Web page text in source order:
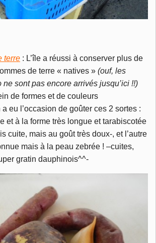
terre : L’île a réussi à conserver plus de
de terre « natives » (ouf, les
sont pas encore arrivés jusqu’ici !!)
de formes et de couleurs
eu l’occasion de goûter ces 2 sortes :
et à la forme très longue et tarabiscotée
cuite, mais au goût très doux-, et l’autre
mais à la peau zebrée ! –cuites,
gratin dauphinois^^-